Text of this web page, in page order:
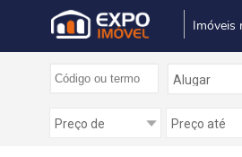
Imóveis